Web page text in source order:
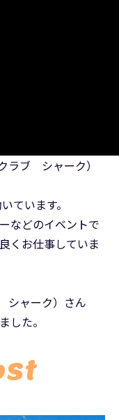
ラブ シャーク）
ています。
などのイベントで
くお仕事していま
ャーク）さん
した。